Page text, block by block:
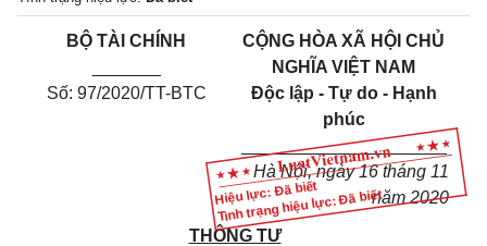
Hiệu lực: Đã biết
Tình trạng hiệu lực: Đã biết
BỘ TÀI CHÍNH
Số: 97/2020/TT-BTC
CỘNG HÒA XÃ HỘI CHỦ
NGHĨA VIỆT NAM
Độc lập - Tự do - Hạnh
phúc
_____________________
Hà Nội, ngày 16 tháng 11
năm 2020
THÔNG TƯ